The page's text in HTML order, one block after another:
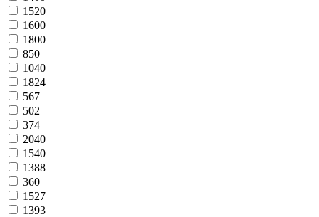
1520
1600
1800
850
1040
1824
567
502
374
2040
1540
1388
360
1527
1393